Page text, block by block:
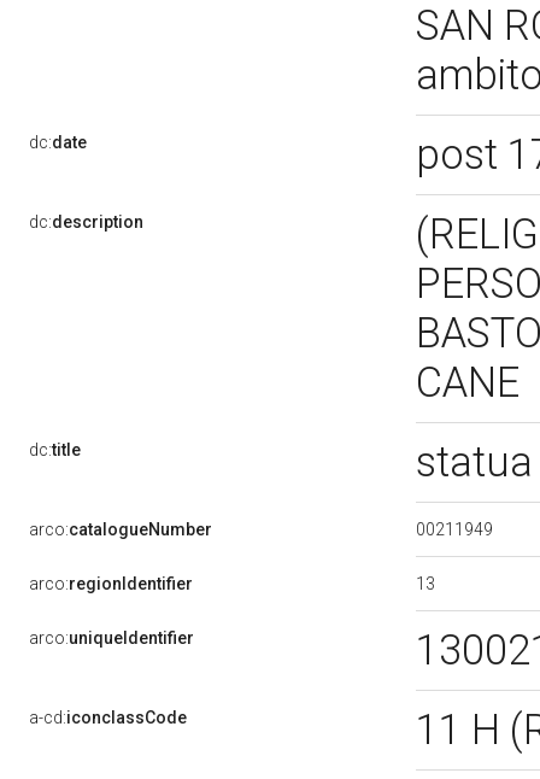
SAN
dc:date post
dc:description
CANE
dc:title
arco:catalogueNumber 00211949
arco:regionIdentifier 13
arco:uniqueIdentifier
a-cd:iconclassCode 11 H